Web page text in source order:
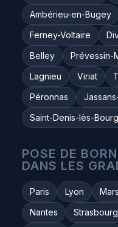
Ambérieu-en-Bugey
Ferney-Voltaire
Belley
Prévessin-
Lagnieu
Viriat
Péronnas
Saint-Denis-lès-Bourg
POSE DE
DANS LES
Paris Lyon
Nantes
Strasbourg